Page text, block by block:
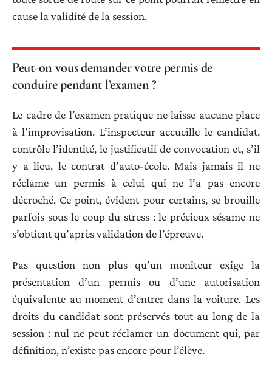
cause la validité de la session.
Peut-on vous demander votre permis de
conduire pendant l’examen ?
Le cadre de l’examen pratique ne laisse aucune place
à l’improvisation. L’inspecteur accueille le candidat,
contrôle l’identité, le justificatif de convocation et, s’il
y a lieu, le contrat d’auto-école. Mais jamais il ne
réclame un permis à celui qui ne l’a pas encore
décroché. Ce point, évident pour certains, se brouille
parfois sous le coup du stress : le précieux sésame ne
s’obtient qu’après validation de l’épreuve.
Pas question non plus qu’un moniteur exige la
présentation d’un permis ou d’une autorisation
équivalente au moment d’entrer dans la voiture. Les
droits du candidat sont préservés tout au long de la
session : nul ne peut réclamer un document qui, par
définition, n’existe pas encore pour l’élève.